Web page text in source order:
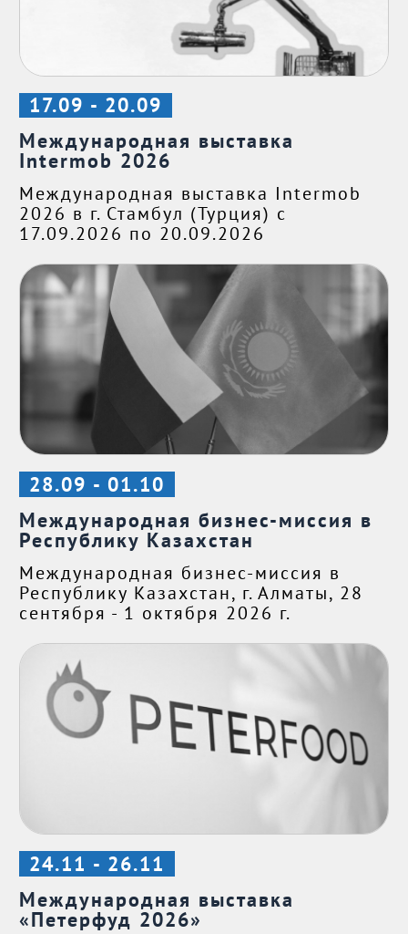
17.09 - 20.09
Международная выставка
Intermob 2026
Международная выставка Intermob
2026 в г. Стамбул (Турция) с
17.09.2026 по 20.09.2026
28.09 - 01.10
Международная бизнес-миссия в
Республику Казахстан
Международная бизнес-миссия в
Республику Казахстан, г. Алматы, 28
сентября - 1 октября 2026 г.
24.11 - 26.11
Международная выставка
«Петерфуд 2026»